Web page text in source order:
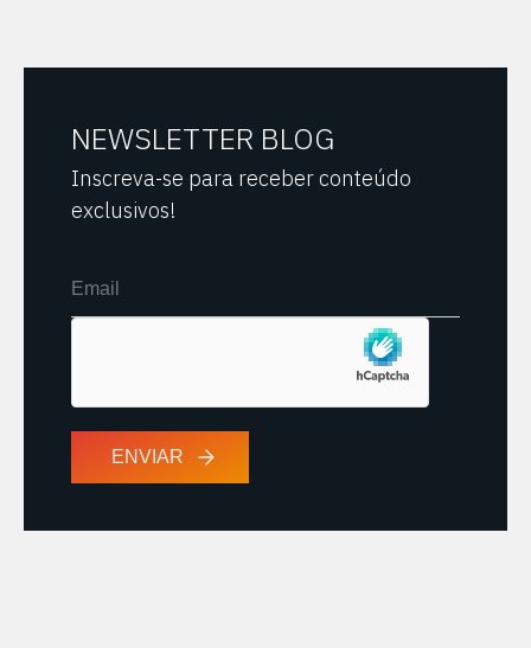
NEWSLETTER BLOG
Inscreva-se para receber conteúdo
exclusivos!